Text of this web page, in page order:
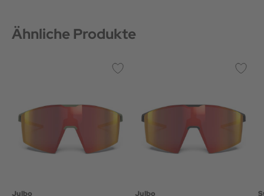
Ähnliche Produkte
Julbo
Julbo